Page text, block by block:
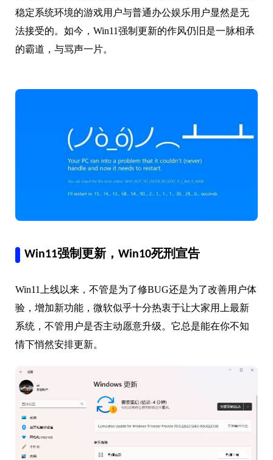
稳定系统环境的游戏用户与普通办公娱乐用户显然是无
法接受的。如今，Win11强制更新的作风仍旧是一脉相承
的霸道，与骂声一片。
Win11强制更新，Win10死刑宣告
Win11上线以来，不管是为了修BUG还是为了改善用户体
验，增加新功能，微软似乎十分热衷于让大家用上最新
系统，不管用户是否主动愿意升级。它总是能在你不知
情下悄然安排更新。